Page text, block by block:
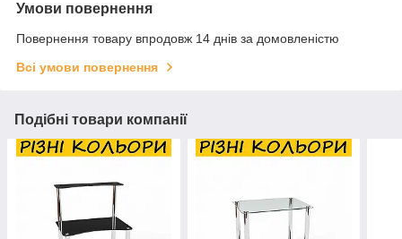
Умови повернення
Повернення товару впродовж 14 днів за домовленістю
Всі умови повернення
Подібні товари компанії